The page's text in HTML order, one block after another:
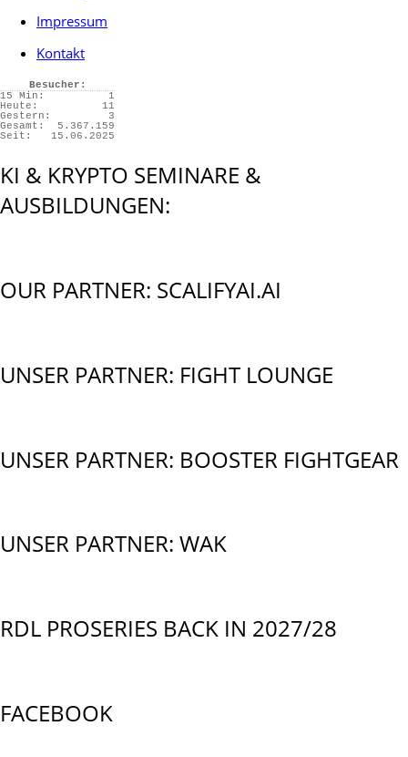
Impressum
Kontakt
Besucher:
15 Min:
1
Heute:
11
Gestern:
3
Gesamt:
5.367.159
Seit:
15.06.2025
KI & KRYPTO SEMINARE &
AUSBILDUNGEN:
OUR PARTNER: SCALIFYAI.AI
UNSER PARTNER: FIGHT LOUNGE
UNSER PARTNER: BOOSTER FIGHTGEAR
UNSER PARTNER: WAK
RDL PROSERIES BACK IN 2027/28
FACEBOOK